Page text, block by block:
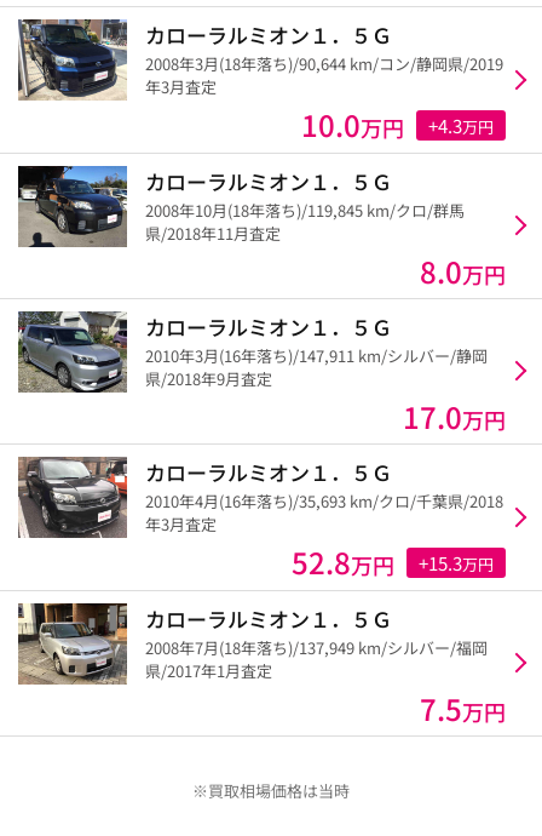
カローラルミオン１．５Ｇ
2008年3月(18年落ち)/90,644 km/コン/静岡県/2019
年3月査定
10.0万円 +4.3万円
カローラルミオン１．５Ｇ
2008年10月(18年落ち)/119,845 km/クロ/群馬
県/2018年11月査定
8.0万円
カローラルミオン１．５Ｇ
2010年3月(16年落ち)/147,911 km/シルバー/静岡
県/2018年9月査定
17.0万円
カローラルミオン１．５Ｇ
2010年4月(16年落ち)/35,693 km/クロ/千葉県/2018
年3月査定
52.8万円 +15.3万円
カローラルミオン１．５Ｇ
2008年7月(18年落ち)/137,949 km/シルバー/福岡
県/2017年1月査定
7.5万円
※買取相場価格は当時